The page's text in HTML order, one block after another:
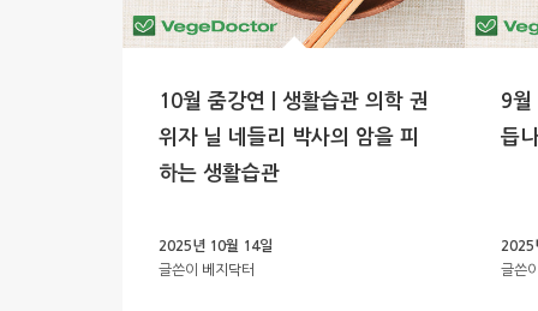
10월 줌강연 | 생활습관 의학 권
위자 닐 네들리 박사의 암을 피
하는 생활습관
2025년 10월 14일
글쓴이 베지닥터
9월
듭
2025
글쓴